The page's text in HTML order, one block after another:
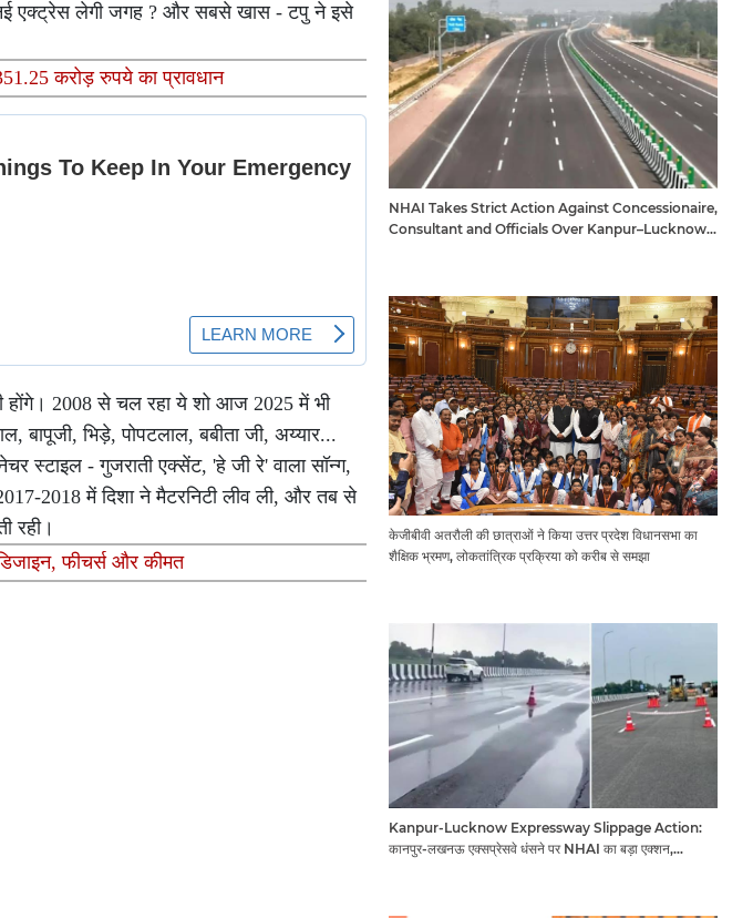
एक्ट्रेस लेगी जगह ? और सबसे खास - टपु ने इसे
करोड़ रुपये का प्रावधान
होंगे। 2008 से चल रहा ये शो आज 2025 में भी
बापूजी, भिड़े, पोपटलाल, बबीता जी, अय्यार...
स्टाइल - गुजराती एक्सेंट, 'हे जी रे' वाला सॉन्ग,
2018 में दिशा ने मैटरनिटी लीव ली, और तब से
रही।
फीचर्स और कीमत
NHAI Takes Strict Action Against Concessionaire,
Consultant and Officials Over Kanpur–Lucknow
केजीबीवी अतरौली की छात्राओं ने किया उत्तर प्रदेश विधानसभा का
शैक्षिक भ्रमण, लोकतांत्रिक प्रक्रिया को करीब से समझा
Kanpur-Lucknow Expressway Slippage Action:
कानपुर-लखनऊ एक्सप्रेसवे धंसने पर NHAI का बड़ा एक्शन,